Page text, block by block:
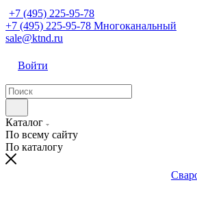
+7 (495) 225-95-78
+7 (495) 225-95-78 Многоканальный
sale@ktnd.ru
Войти
Каталог
По всему сайту
По каталогу